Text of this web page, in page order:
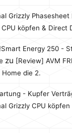
Grizzly Phasesheet
köpfen & Direct
Energy 250 -
zu [Review] AVM
die 2.
- Kupfer
Grizzly CPU köpfen